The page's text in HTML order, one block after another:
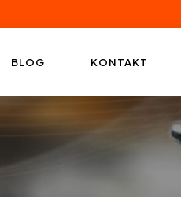
BLOG KONTAKT